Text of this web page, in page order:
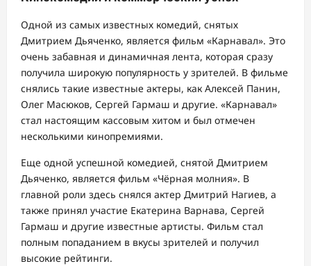
Одной из самых известных комедий, снятых
Дмитрием Дьяченко, является фильм «Карнавал». Это
очень забавная и динамичная лента, которая сразу
получила широкую популярность у зрителей. В фильме
снялись такие известные актеры, как Алексей Панин,
Олег Масюков, Сергей Гармаш и другие. «Карнавал»
стал настоящим кассовым хитом и был отмечен
несколькими кинопремиями.
Еще одной успешной комедией, снятой Дмитрием
Дьяченко, является фильм «Чёрная молния». В
главной роли здесь снялся актер Дмитрий Нагиев, а
также принял участие Екатерина Варнава, Сергей
Гармаш и другие известные артисты. Фильм стал
полным попаданием в вкусы зрителей и получил
высокие рейтинги.